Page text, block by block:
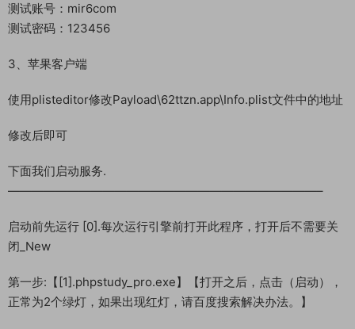
测试账号：mir6com
测试密码：123456
3、苹果客户端
使用plisteditor修改Payload\62ttzn.app\Info.plist文件中的地址
修改后即可
下面我们启动服务.
——————————————————————————–
启动前先运行 [0].每次运行引擎前打开此程序，打开后不需要关
闭_New
第一步:【[1].phpstudy_pro.exe】【打开之后，点击（启动），
正常为2个绿灯，如果出现红灯，请百度搜索解决办法。】